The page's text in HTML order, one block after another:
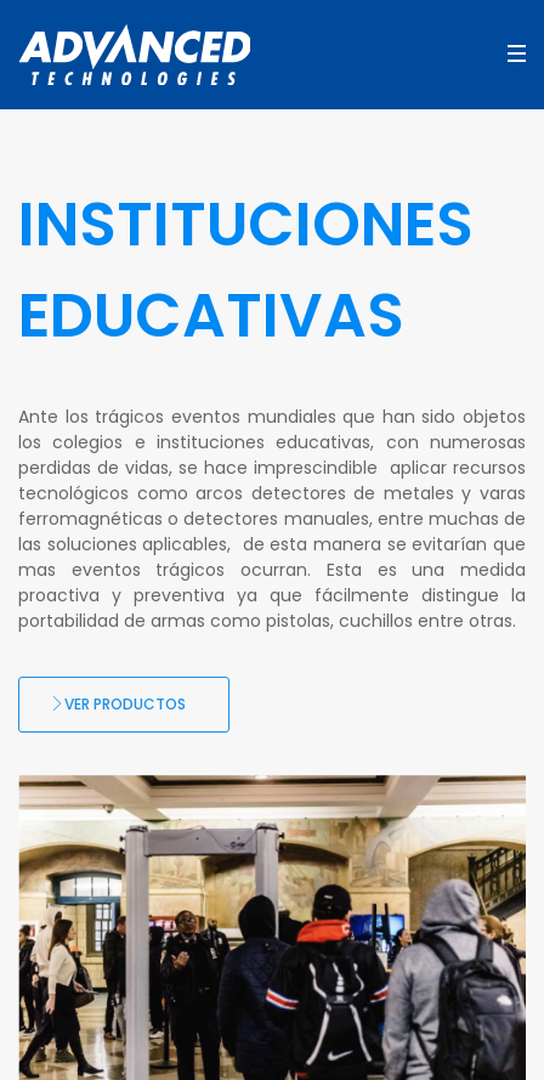
INSTITUCIONES
EDUCATIVAS
Ante los trágicos eventos mundiales que han sido objetos
los colegios e instituciones educativas, con numerosas
perdidas de vidas, se hace imprescindible aplicar recursos
tecnológicos como arcos detectores de metales y varas
ferromagnéticas o detectores manuales, entre muchas de
las soluciones aplicables, de esta manera se evitarían que
mas eventos trágicos ocurran. Esta es una medida
proactiva y preventiva ya que fácilmente distingue la
portabilidad de armas como pistolas, cuchillos entre otras.
VER PRODUCTOS